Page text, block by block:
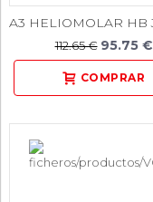
112.65 € 95.75 €